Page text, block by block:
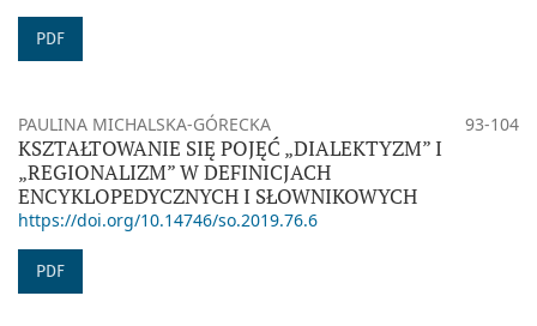
PDF
PAULINA MICHALSKA-GÓRECKA 93-104
KSZTAŁTOWANIE SIĘ POJĘĆ „DIALEKTYZM” I
„REGIONALIZM” W DEFINICJACH
ENCYKLOPEDYCZNYCH I SŁOWNIKOWYCH
https://doi.org/10.14746/so.2019.76.6
PDF